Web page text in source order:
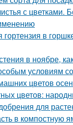
с цветками.
гортензия в
в ноябре,
условиям
цветов
цветов:
для
в компостную